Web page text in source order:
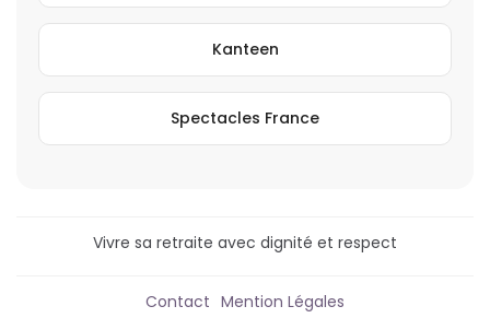
Kanteen
Spectacles France
Vivre sa retraite avec dignité et respect
Contact Mention Légales